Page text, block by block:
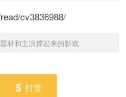
cv3836988/
题材和主演撑起来的影戏
打赏